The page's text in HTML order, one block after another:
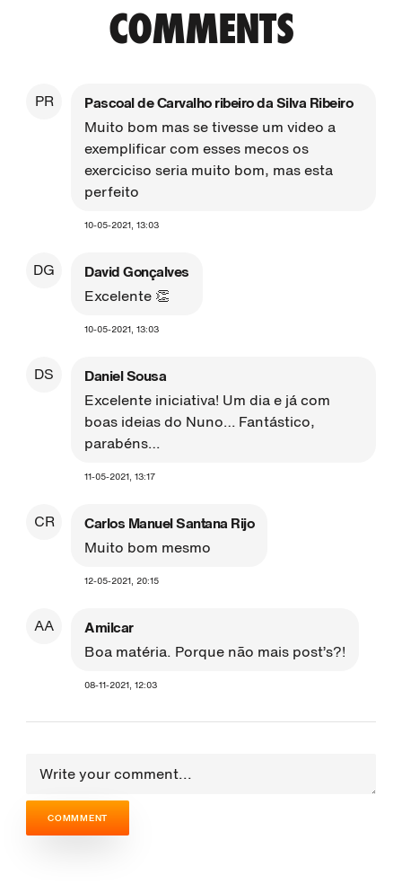
COMMENTS
AA
Amilcar
Boa matéria. Porque não mais post’s?!
08-11-2021, 12:03
CR
Carlos Manuel Santana Rijo
Muito bom mesmo
12-05-2021, 20:15
DS
Daniel Sousa
Excelente iniciativa! Um dia e já com
boas ideias do Nuno… Fantástico,
parabéns…
11-05-2021, 13:17
DG
David Gonçalves
Excelente 👏
10-05-2021, 13:03
PR
Pascoal de Carvalho ribeiro da Silva Ribeiro
Muito bom mas se tivesse um video a
exemplificar com esses mecos os
exerciciso seria muito bom, mas esta
perfeito
10-05-2021, 13:03